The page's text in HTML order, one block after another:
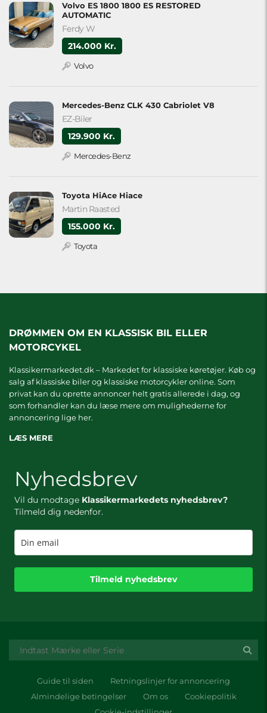
Volvo ES 1800 1800 ES RESTORED
AUTOMATIC
Ferdy W
214.000 Kr.
Volvo
Mercedes-Benz CLK 430 Cabriolet V8
EZ-Biler
129.900 Kr.
Mercedes-Benz
Toyota HiAce Hiace
Martin Raasted
155.000 Kr.
Toyota
DRØMMEN OM EN KLASSISK BIL ELLER
MOTORCYKEL
Klassikermarkedet.dk – Markedet for klassiske køretøjer. Køb og
salg af klassiske biler og klassiske motorcykler online. Som
privat kan du oprette annoncer helt gratis allerede i dag, og
som forhandler kan du læse mere om mulighederne for
annoncering lige her.
LÆS MERE
Nyhedsbrev
Vil du modtage Klassikermarkedets nyhedsbrev?
Tilmeld dig nedenfor.
Tilmeld nyhedsbrev
Guide til siden
Retningslinjer for annoncering
Almindelige betingelser
Om os
Cookiepolitik